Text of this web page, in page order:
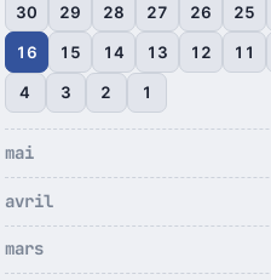
30 29 28 27 26 25
16 15 14 13 12 11
4 3 2 1
mai
avril
mars